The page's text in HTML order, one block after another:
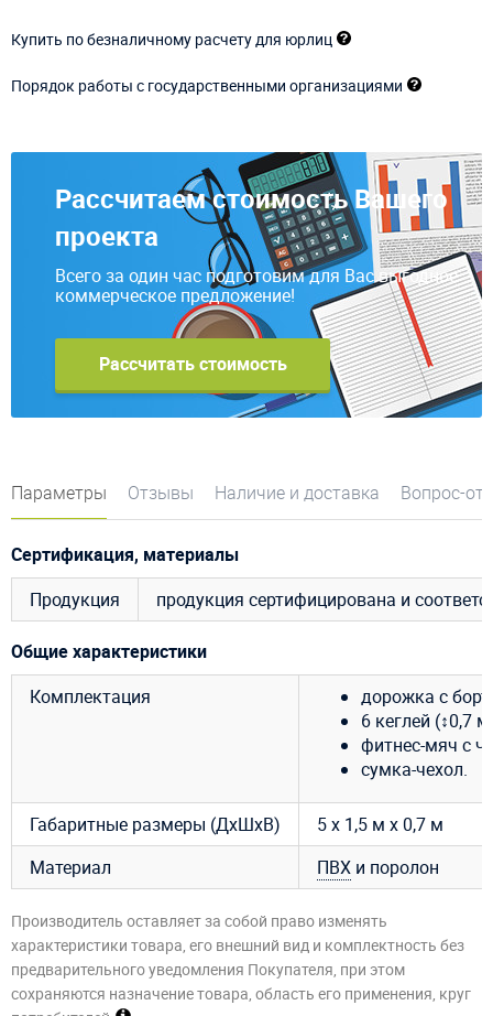
Купить по безналичному расчету для юрлиц
Порядок работы с государственными организациями
Рассчитаем стоимость Вашего
проекта
Всего за один час подготовим для Вас выгодное
коммерческое предложение!
Рассчитать стоимость
Параметры Отзывы Наличие и доставка Вопрос-
Сертификация, материалы
Продукция
продукция сертифицирована и
Общие характеристики
Комплектация
дорожка с
6 кеглей (↕0,7
фитнес-мяч с
сумка-чехол.
Габаритные размеры (ДхШхВ)
5 х 1,5 м х 0,7 м
Материал
ПВХ и поролон
Производитель оставляет за собой право изменять
характеристики товара, его внешний вид и комплектность без
предварительного уведомления Покупателя, при этом
сохраняются назначение товара, область его применения, круг